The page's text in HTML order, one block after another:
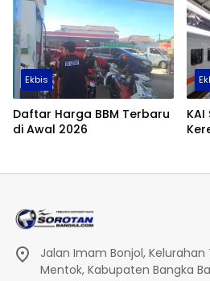
Ekbis
Daftar Harga BBM Terbaru
di Awal 2026
Jalan Imam Bonjol,
Mentok, Kabupaten Bangka